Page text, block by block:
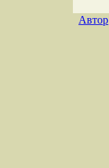
Автор